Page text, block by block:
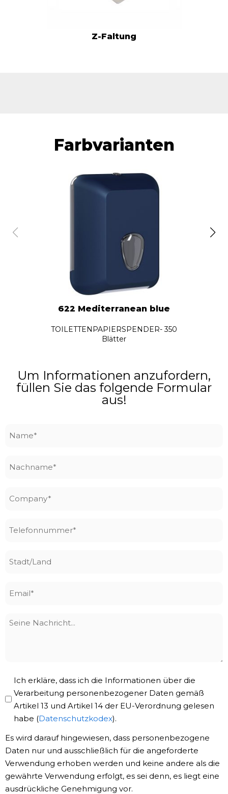
Z-Faltung
Farbvarianten
622 Mediterranean blue
TOILETTENPAPIERSPENDER- 350
Blätter
Um Informationen anzufordern,
füllen Sie das folgende Formular
aus!
Seine
Privacy
Policy
Ich erkläre, dass ich die Informationen über die
Verarbeitung personenbezogener Daten gemäß
Artikel 13 und Artikel 14 der EU-Verordnung gelesen
habe (Datenschutzkodex).
Es wird darauf hingewiesen, dass personenbezogene
Daten nur und ausschließlich für die angeforderte
Verwendung erhoben werden und keine andere als die
gewährte Verwendung erfolgt, es sei denn, es liegt eine
ausdrückliche Genehmigung vor.